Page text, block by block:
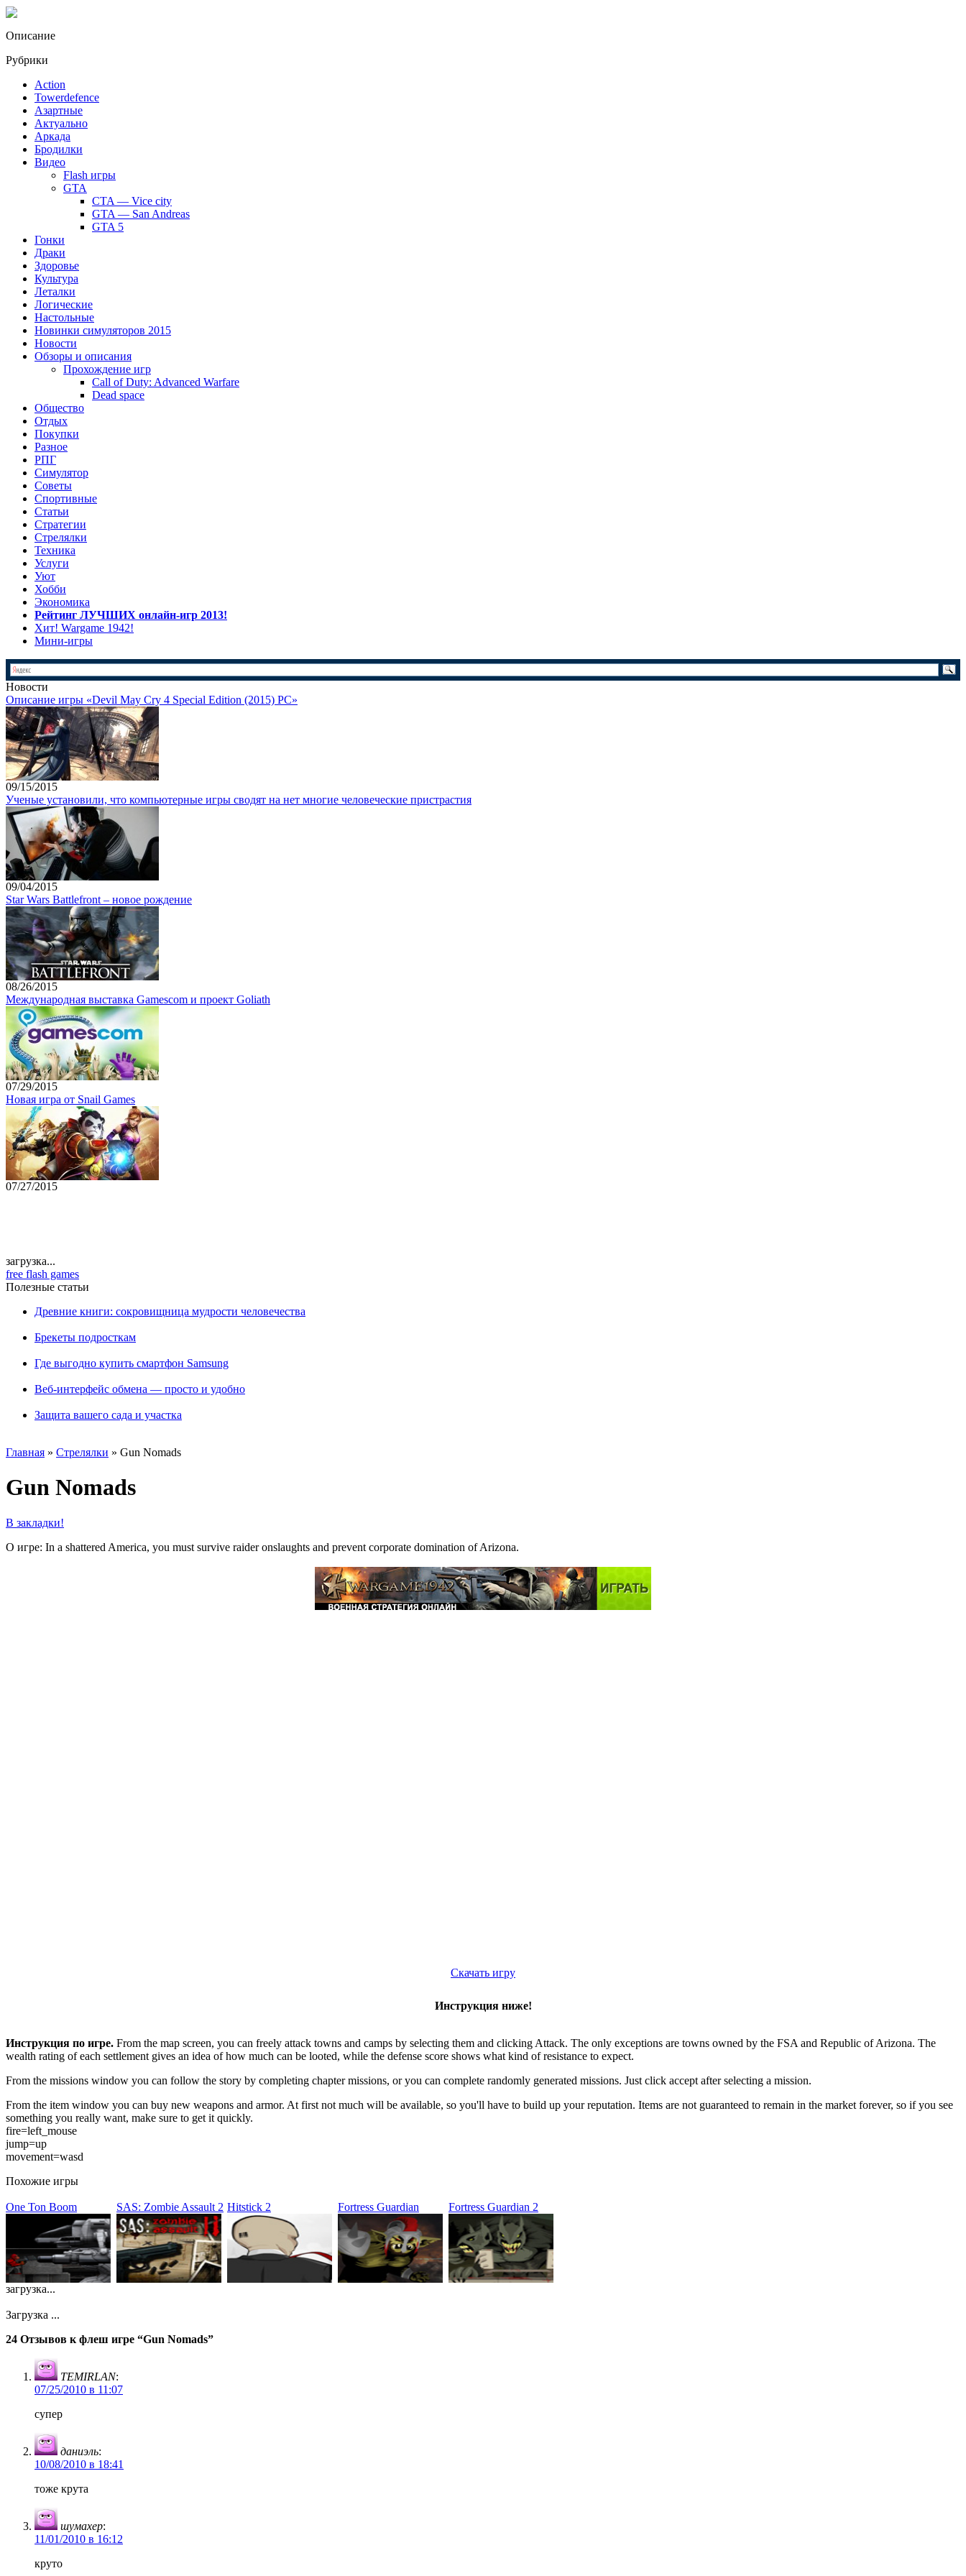
Описание
Рубрики
Action
Towerdefence
Азартные
Актуально
Аркада
Бродилки
Видео
Flash игры
GTA
CTA — Vice city
GTA — San Andreas
GTA 5
Гонки
Драки
Здоровье
Культура
Леталки
Логические
Настольные
Новинки симуляторов 2015
Новости
Обзоры и описания
Прохождение игр
Call of Duty: Advanced Warfare
Dead space
Общество
Отдых
Покупки
Разное
РПГ
Симулятор
Советы
Спортивные
Статьи
Стратегии
Стрелялки
Техника
Услуги
Уют
Хобби
Экономика
Рейтинг ЛУЧШИХ онлайн-игр 2013!
Хит! Wargame 1942!
Мини-игры
Новости
Описание игры «Devil May Cry 4 Special Edition (2015) PC»
09/15/2015
Ученые установили, что компьютерные игры сводят на нет многие человеческие пристрастия
09/04/2015
Star Wars Battlefront – новое рождение
08/26/2015
Международная выставка Gamescom и проект Goliath
07/29/2015
Новая игра от Snail Games
07/27/2015
загрузка...
free flash games
Полезные статьи
Древние книги: сокровищница мудрости человечества
Брекеты подросткам
Где выгодно купить смартфон Samsung
Веб-интерфейс обмена — просто и удобно
Защита вашего сада и участка
Главная » Стрелялки » Gun Nomads
Gun Nomads
В закладки!
О игре: In a shattered America, you must survive raider onslaughts and prevent corporate domination of Arizona.
Скачать игру
Инструкция ниже!
Инструкция по игре. From the map screen, you can freely attack towns and camps by selecting them and clicking Attack. The only exceptions are towns owned by the FSA and Republic of Arizona. The
wealth rating of each settlement gives an idea of how much can be looted, while the defense score shows what kind of resistance to expect.
From the missions window you can follow the story by completing chapter missions, or you can complete randomly generated missions. Just click accept after selecting a mission.
From the item window you can buy new weapons and armor. At first not much will be available, so you'll have to build up your reputation. Items are not guaranteed to remain in the market forever, so if you see
something you really want, make sure to get it quickly.
fire=left_mouse
jump=up
movement=wasd
Похожие игры
One Ton Boom SAS: Zombie Assault 2 Hitstick 2 Fortress Guardian Fortress Guardian 2
загрузка...
Загрузка ...
24 Отзывов к флеш игре “Gun Nomads”
TEMIRLAN:
07/25/2010 в 11:07
супер
даниэль:
10/08/2010 в 18:41
тоже крута
шумахер:
11/01/2010 в 16:12
круто